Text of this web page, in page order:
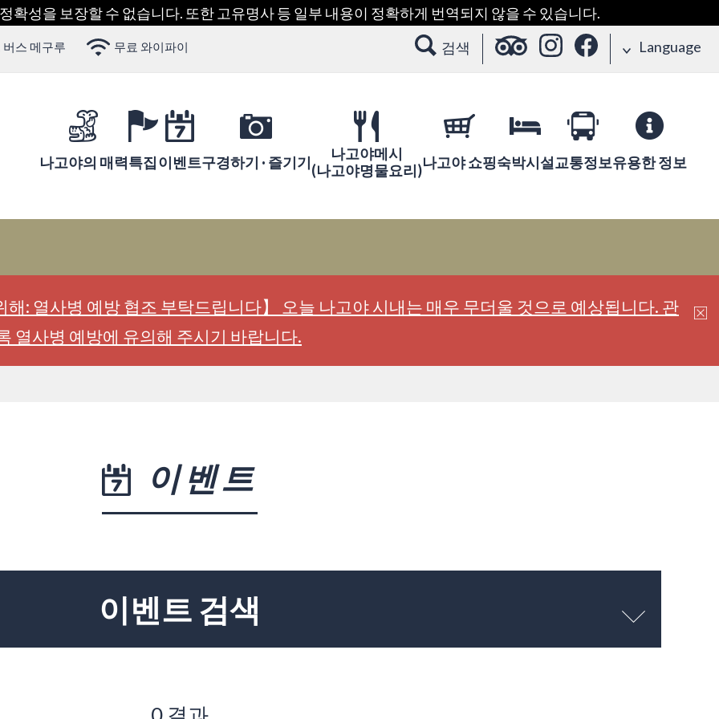
확성을 보장할 수 없습니다. 또한 고유명사 등 일부 내용이 정확하게 번역되지 않을 수 있습니다.
버스 메구루 무료 와이파이 검색 Language
나고야의 매력특집이벤트구경하기 · 즐기기
나고야메시
(나고야명물요리)나고야 쇼핑숙박시설교통정보유용한 정보
해: 열사병 예방 협조 부탁드립니다】 오늘 나고야 시내는 매우 무더울 것으로 예상됩니다. 관
열사병 예방에 유의해 주시기 바랍니다.
이벤트
이벤트 검색
0 결과